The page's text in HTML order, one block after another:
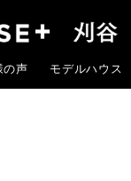
の声 モデルハウス